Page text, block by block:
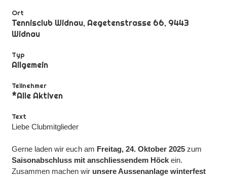
Ort
Tennisclub Widnau, Aegetenstrasse 66, 9443
Widnau
Typ
Allgemein
Teilnehmer
*Alle Aktiven
Text
Liebe Clubmitglieder
Gerne laden wir euch am Freitag, 24. Oktober 2025 zum
Saisonabschluss mit anschliessendem Höck ein.
Zusammen machen wir unsere Aussenanlage winterfest